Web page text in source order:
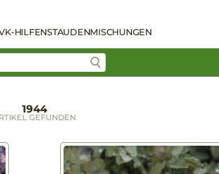
HILFENSTAUDENMISCHUNGEN
1944
GEFUNDEN